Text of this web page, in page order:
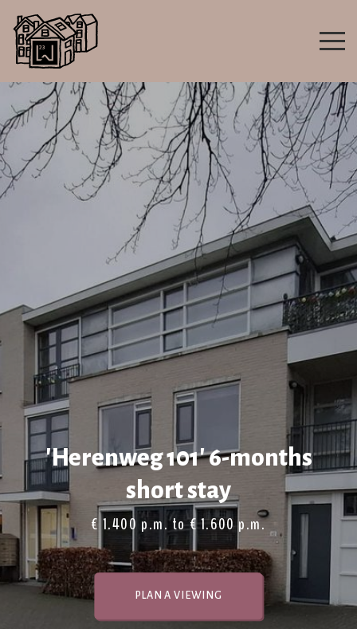
'Herenweg 101' 6-months
short stay
€ 1.400 p.m. to € 1.600 p.m.
PLAN A VIEWING